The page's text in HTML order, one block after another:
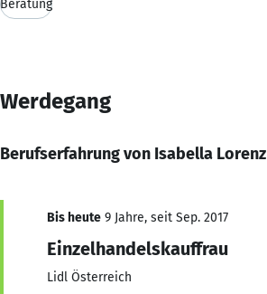
Beratung
Werdegang
Berufserfahrung von Isabella Lorenz
Bis heute 9 Jahre, seit Sep. 2017
Einzelhandelskauffrau
Lidl Österreich